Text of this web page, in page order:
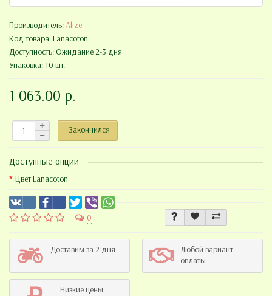
Производитель:Alize
Код товара:Lanacoton
Доступность: Ожидание 2-3 дня
Упаковка: 10 шт.
1 063.00 р.
Закончился
Доступные опции
Цвет Lanacoton
0
Доставим за 2 дня
Любой вариант
оплаты
Низкие цены